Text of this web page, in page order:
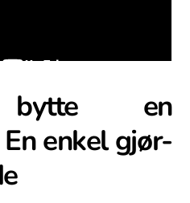
bytte en
enkel gjør-